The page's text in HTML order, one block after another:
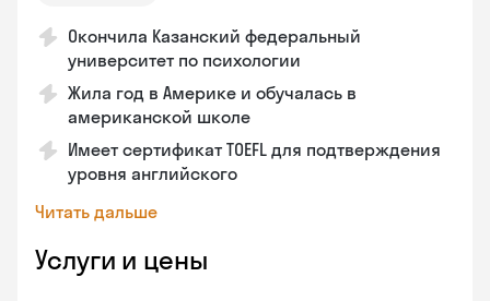
Окончила Казанский федеральный
университет по психологии
Жила год в Америке и обучалась в
американской школе
Имеет сертификат TOEFL для подтверждения
уровня английского
Читать дальше
Услуги и цены